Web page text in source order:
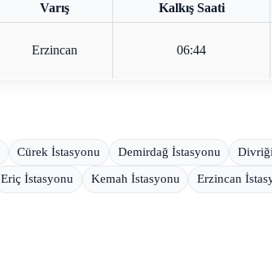
Varış Kalkış Saati
Erzincan 06:44
Cürek İstasyonu Demirdağ İstasyonu
Eriç İstasyonu Kemah İstasyonu Erzincan